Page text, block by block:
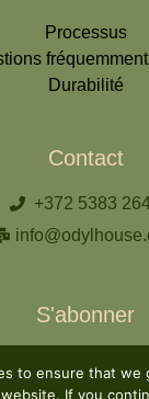
Processus
Durabilité
Contact
+372 5383
S'abonner
to ensure that we
If you